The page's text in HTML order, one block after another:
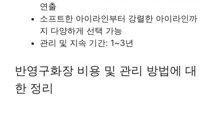
연출
소프트한 아이라인부터 강렬한 아이라인까
지 다양하게 선택 가능
관리 및 지속 기간: 1~3년
반영구화장 비용 및 관리 방법에 대
한 정리